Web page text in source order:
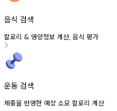
음식 검색
칼로리 & 영양정보 계산, 음식 평가
운동 검색
체중을 반영한 예상 소모 칼로리 계산